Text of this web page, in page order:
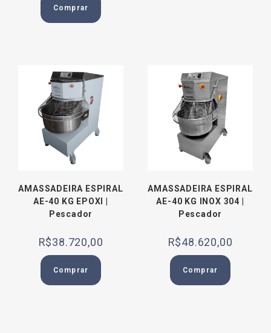
Comprar
AMASSADEIRA ESPIRAL
AE-40 KG EPOXI |
Pescador
R$38.720,00
Comprar
AMASSADEIRA ESPIRAL
AE-40 KG INOX 304 |
Pescador
R$48.620,00
Comprar